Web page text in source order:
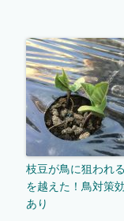
枝豆が鳥に狙われ
を越えた！鳥対策
あり